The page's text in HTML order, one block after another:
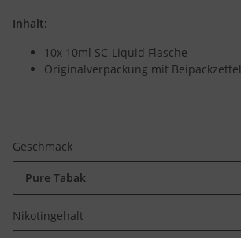
Inhalt:
10x 10ml SC-Liquid Flasche
Originalverpackung mit Beipackzettel
Geschmack
Pure Tabak
Nikotingehalt